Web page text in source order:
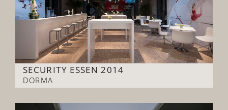
SECURITY ESSEN 2014
DORMA